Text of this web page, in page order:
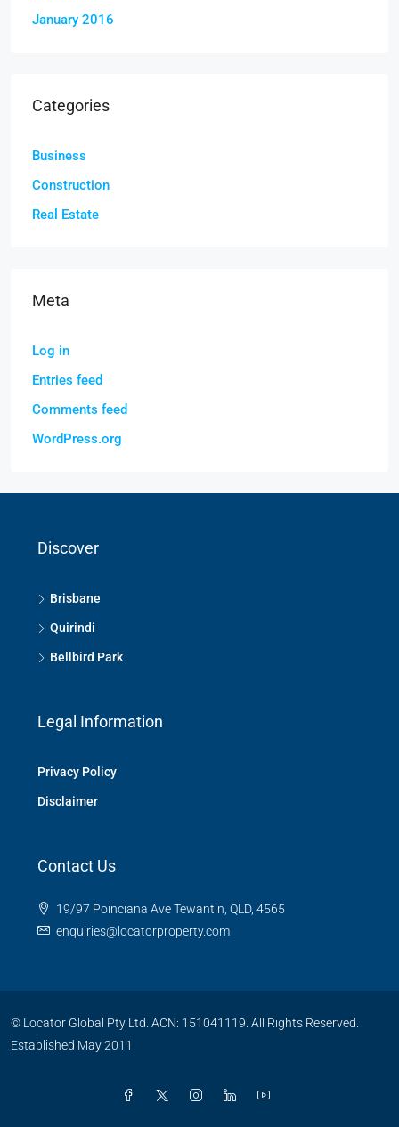
January 2016
Categories
Business
Construction
Real Estate
Meta
Log in
Entries feed
Comments feed
WordPress.org
Discover
Brisbane
Quirindi
Bellbird Park
Legal Information
Privacy Policy
Disclaimer
Contact Us
19/97 Poinciana Ave Tewantin, QLD, 4565
enquiries@locatorproperty.com
© Locator Global Pty Ltd. ACN: 151041119. All Rights Reserved.
Established May 2011.